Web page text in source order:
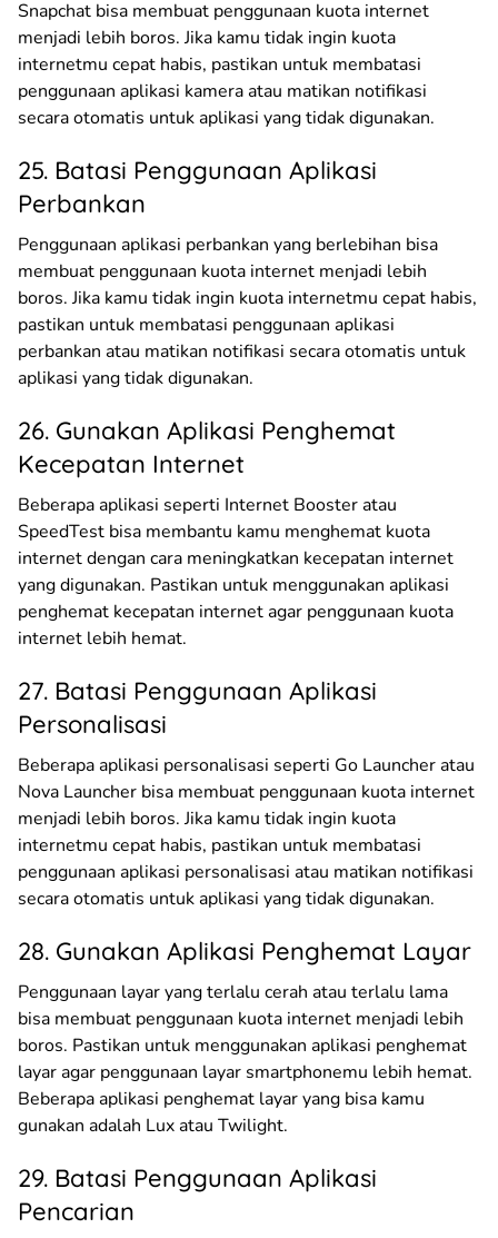
Snapchat bisa membuat penggunaan kuota internet
menjadi lebih boros. Jika kamu tidak ingin kuota
internetmu cepat habis, pastikan untuk membatasi
penggunaan aplikasi kamera atau matikan notifikasi
secara otomatis untuk aplikasi yang tidak digunakan.
25. Batasi Penggunaan Aplikasi
Perbankan
Penggunaan aplikasi perbankan yang berlebihan bisa
membuat penggunaan kuota internet menjadi lebih
boros. Jika kamu tidak ingin kuota internetmu cepat habis,
pastikan untuk membatasi penggunaan aplikasi
perbankan atau matikan notifikasi secara otomatis untuk
aplikasi yang tidak digunakan.
26. Gunakan Aplikasi Penghemat
Kecepatan Internet
Beberapa aplikasi seperti Internet Booster atau
SpeedTest bisa membantu kamu menghemat kuota
internet dengan cara meningkatkan kecepatan internet
yang digunakan. Pastikan untuk menggunakan aplikasi
penghemat kecepatan internet agar penggunaan kuota
internet lebih hemat.
27. Batasi Penggunaan Aplikasi
Personalisasi
Beberapa aplikasi personalisasi seperti Go Launcher atau
Nova Launcher bisa membuat penggunaan kuota internet
menjadi lebih boros. Jika kamu tidak ingin kuota
internetmu cepat habis, pastikan untuk membatasi
penggunaan aplikasi personalisasi atau matikan notifikasi
secara otomatis untuk aplikasi yang tidak digunakan.
28. Gunakan Aplikasi Penghemat Layar
Penggunaan layar yang terlalu cerah atau terlalu lama
bisa membuat penggunaan kuota internet menjadi lebih
boros. Pastikan untuk menggunakan aplikasi penghemat
layar agar penggunaan layar smartphonemu lebih hemat.
Beberapa aplikasi penghemat layar yang bisa kamu
gunakan adalah Lux atau Twilight.
29. Batasi Penggunaan Aplikasi
Pencarian